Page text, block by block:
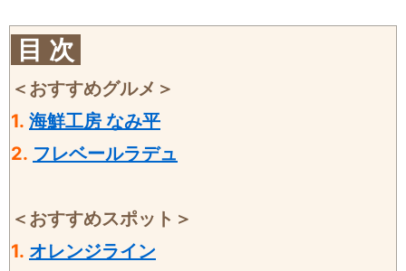
目 次
＜おすすめグルメ＞
1. 海鮮工房 なみ平
2. フレベールラデュ
＜おすすめスポット＞
1. オレンジライン